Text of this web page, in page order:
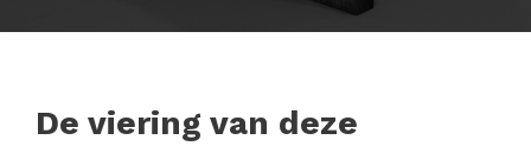
De viering van deze